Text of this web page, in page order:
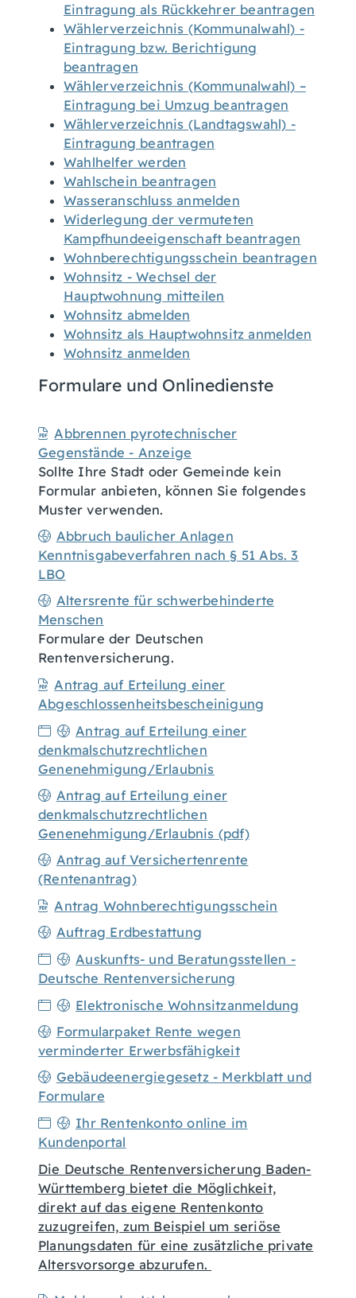
Eintragung als Rückkehrer beantragen
Wählerverzeichnis (Kommunalwahl) -
Eintragung bzw. Berichtigung
beantragen
Wählerverzeichnis (Kommunalwahl) –
Eintragung bei Umzug beantragen
Wählerverzeichnis (Landtagswahl) -
Eintragung beantragen
Wahlhelfer werden
Wahlschein beantragen
Wasseranschluss anmelden
Widerlegung der vermuteten
Kampfhundeeigenschaft beantragen
Wohnberechtigungsschein beantragen
Wohnsitz - Wechsel der
Hauptwohnung mitteilen
Wohnsitz abmelden
Wohnsitz als Hauptwohnsitz anmelden
Wohnsitz anmelden
Formulare und Onlinedienste
Abbrennen pyrotechnischer
Gegenstände - Anzeige
Sollte Ihre Stadt oder Gemeinde kein
Formular anbieten, können Sie folgendes
Muster verwenden.
Abbruch baulicher Anlagen
Kenntnisgabeverfahren nach § 51 Abs. 3
LBO
Altersrente für schwerbehinderte
Menschen
Formulare der Deutschen
Rentenversicherung.
Antrag auf Erteilung einer
Abgeschlossenheitsbescheinigung
Antrag auf Erteilung einer
denkmalschutzrechtlichen
Genenehmigung/Erlaubnis
Antrag auf Erteilung einer
denkmalschutzrechtlichen
Genenehmigung/Erlaubnis (pdf)
Antrag auf Versichertenrente
(Rentenantrag)
Antrag Wohnberechtigungsschein
Auftrag Erdbestattung
Auskunfts- und Beratungsstellen -
Deutsche Rentenversicherung
Elektronische Wohnsitzanmeldung
Formularpaket Rente wegen
verminderter Erwerbsfähigkeit
Gebäudeenergiegesetz - Merkblatt und
Formulare
Ihr Rentenkonto online im
Kundenportal
Die Deutsche Rentenversicherung Baden-
Württemberg bietet die Möglichkeit,
direkt auf das eigene Rentenkonto
zuzugreifen, zum Beispiel um seriöse
Planungsdaten für eine zusätzliche private
Altersvorsorge abzurufen.